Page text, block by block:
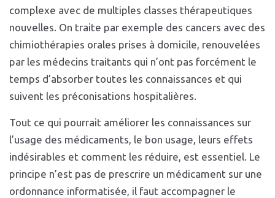
complexe avec de multiples classes thérapeutiques
nouvelles. On traite par exemple des cancers avec des
chimiothérapies orales prises à domicile, renouvelées
par les médecins traitants qui n’ont pas forcément le
temps d’absorber toutes les connaissances et qui
suivent les préconisations hospitalières.
Tout ce qui pourrait améliorer les connaissances sur
l’usage des médicaments, le bon usage, leurs effets
indésirables et comment les réduire, est essentiel. Le
principe n’est pas de prescrire un médicament sur une
ordonnance informatisée, il faut accompagner le